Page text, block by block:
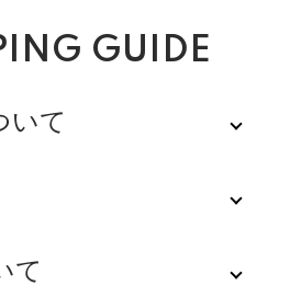
GUIDE
いて
いたします。
い地域（郡部以下は時間指定不
て